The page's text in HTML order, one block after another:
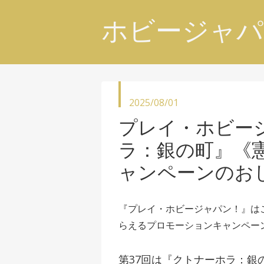
ホビージャ
投
日
2025/08/01
プレイ・ホビー
ラ：銀の町』《
ャンペーンのお
『プレイ・ホビージャパン！』は
らえるプロモーションキャンペー
第37回は『クトナーホラ：銀